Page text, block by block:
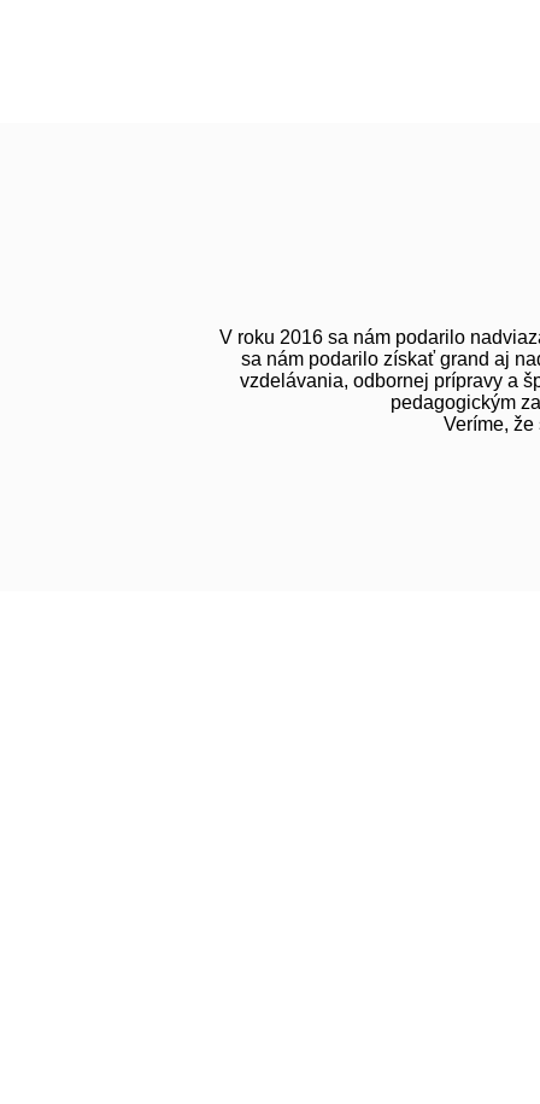
V roku 2016 sa nám podarilo
sa nám podarilo získať grand aj
vzdelávania, odbornej prípravy a
pedagogickým
Veríme,